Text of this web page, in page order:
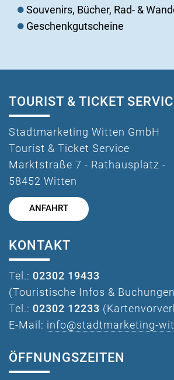
Souvenirs, Bücher, Rad- &
Geschenkgutscheine
TOURIST & TICKET
Stadtmarketing Witten GmbH
Tourist & Ticket Service
Marktstraße 7 - Rathausplatz -
58452 Witten
ANFAHRT
KONTAKT
Tel.: 02302 19433
(Touristische Infos &
Tel.: 02302 12233
E-Mail: info@stadtmarketing-
ÖFFNUNGSZEITEN